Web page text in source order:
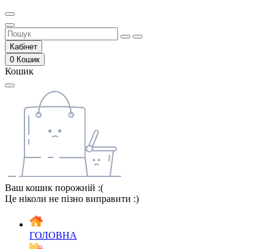
Кабінет
0 Кошик
Кошик
Ваш кошик порожній :(
Це ніколи не пізно виправити :)
ГОЛОВНА